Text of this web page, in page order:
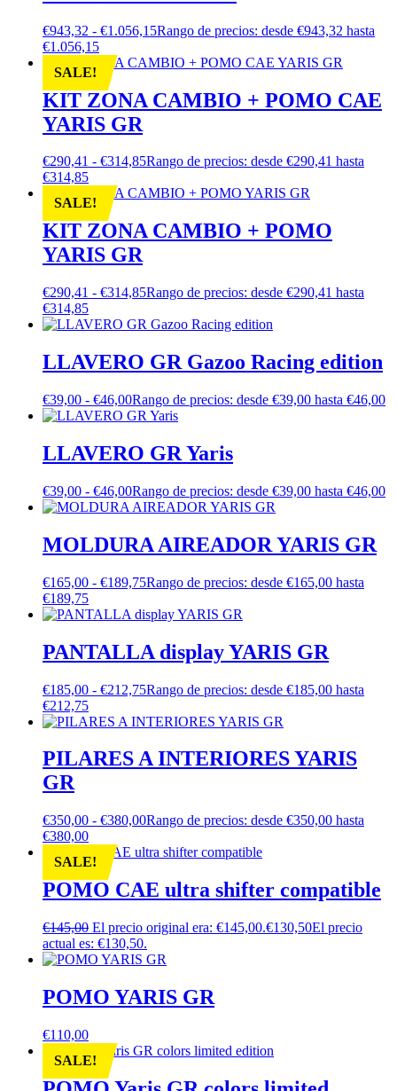
€943,32 - €1.056,15Rango de precios: desde €943,32 hasta
€1.056,15
SALE!
KIT ZONA CAMBIO + POMO CAE
YARIS GR
€290,41 - €314,85Rango de precios: desde €290,41 hasta
€314,85
SALE!
KIT ZONA CAMBIO + POMO
YARIS GR
€290,41 - €314,85Rango de precios: desde €290,41 hasta
€314,85
LLAVERO GR Gazoo Racing edition
€39,00 - €46,00Rango de precios: desde €39,00 hasta €46,00
LLAVERO GR Yaris
€39,00 - €46,00Rango de precios: desde €39,00 hasta €46,00
MOLDURA AIREADOR YARIS GR
€165,00 - €189,75Rango de precios: desde €165,00 hasta
€189,75
PANTALLA display YARIS GR
€185,00 - €212,75Rango de precios: desde €185,00 hasta
€212,75
PILARES A INTERIORES YARIS
GR
€350,00 - €380,00Rango de precios: desde €350,00 hasta
€380,00
SALE!
POMO CAE ultra shifter compatible
€145,00 El precio original era: €145,00.€130,50El precio
actual es: €130,50.
POMO YARIS GR
€110,00
SALE!